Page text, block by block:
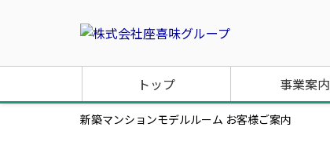
トップ
事業案内
新築マンションモデルルーム お客様ご案内